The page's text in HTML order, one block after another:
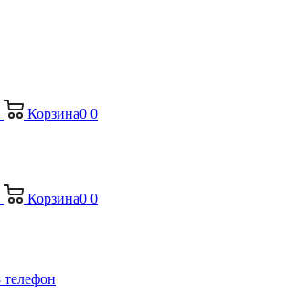
Корзина0 0
Корзина0 0
телефон